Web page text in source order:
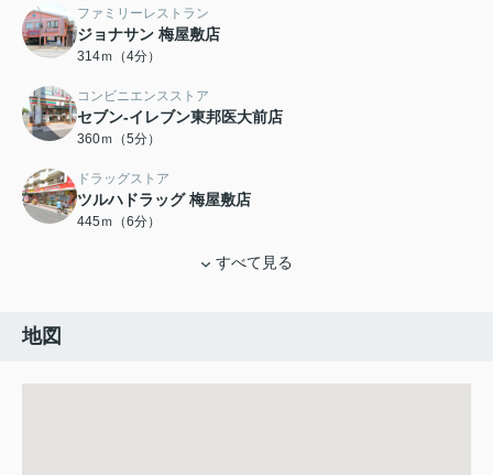
ファミリーレストラン
ジョナサン 梅屋敷店
314ｍ（4分）
コンビニエンスストア
セブン-イレブン東邦医大前店
360ｍ（5分）
ドラッグストア
ツルハドラッグ 梅屋敷店
445ｍ（6分）
すべて見る
地図